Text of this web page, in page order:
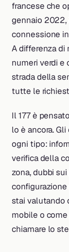
francese che
gennaio 2022,
connessione
A differenza di
numeri verdi e
strada della
tutte le
Il 177 è
lo è ancora.
ogni tipo:
verifica della
zona, dubbi
stai valutando
mobile o
chiamare lo